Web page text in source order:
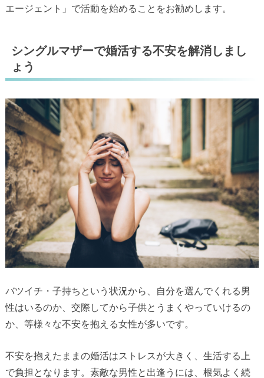
エージェント」で活動を始めることをお勧めします。
シングルマザーで婚活する不安を解消しまし
ょう
バツイチ・子持ちという状況から、自分を選んでくれる男
性はいるのか、交際してから子供とうまくやっていけるの
か、等様々な不安を抱える女性が多いです。
不安を抱えたままの婚活はストレスが大きく、生活する上
で負担となります。素敵な男性と出逢うには、根気よく続